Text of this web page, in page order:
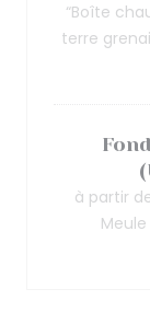
“Boîte
terre
à partir